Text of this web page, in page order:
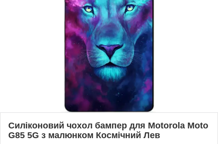
Силіконовий чохол бампер для Motorola Moto
G85 5G з малюнком Космічний Лев